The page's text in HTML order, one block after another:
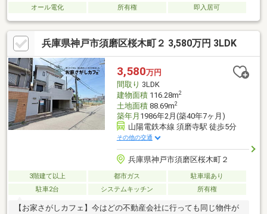
オール電化
所有権 即入居可
兵庫県神戸市須磨区桜木町２ 3,580万円 3LDK
3,580万円
間取り 3LDK
建物面積116.28m2
土地面積88.69m2
築年月 1986年2月(築40年7ヶ月)
山陽電鉄本線 須磨寺駅 徒歩5分
その他の交通
兵庫県神戸市須磨区桜木町２
3階建て以上 都市ガス
駐車場あり
駐車2台
システムキッチン 所有権
【お家さがしカフェ】今はどの不動産会社に行っても同じ物件が